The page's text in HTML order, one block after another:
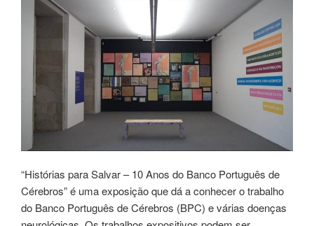
“Histórias para Salvar – 10 Anos do Banco Português de
Cérebros” é uma exposição que dá a conhecer o trabalho
do Banco Português de Cérebros (BPC) e várias doenças